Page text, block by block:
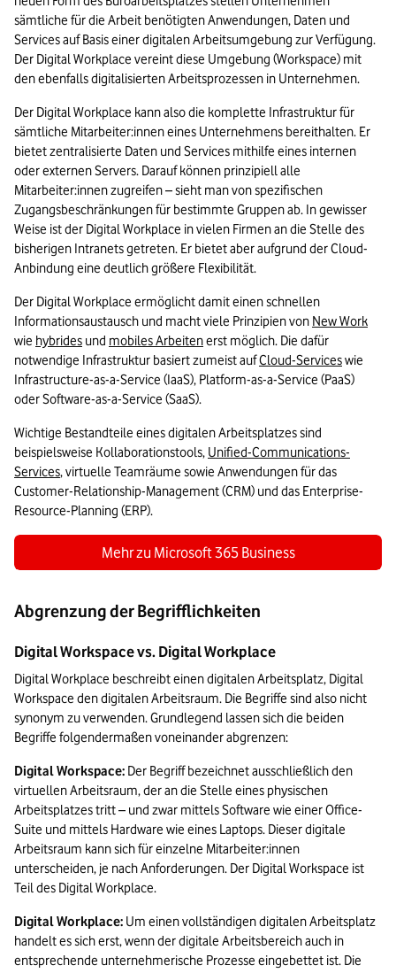
sämtliche für die Arbeit benötigten Anwendungen, Daten und
Services auf Basis einer digitalen Arbeitsumgebung zur Verfügung.
Der Digital Workplace vereint diese Umgebung (Workspace) mit
den ebenfalls digitalisierten Arbeitsprozessen in Unternehmen.
Der Digital Workplace kann also die komplette Infrastruktur für
sämtliche Mitarbeiter:innen eines Unternehmens bereithalten. Er
bietet zentralisierte Daten und Services mithilfe eines internen
oder externen Servers. Darauf können prinzipiell alle
Mitarbeiter:innen zugreifen – sieht man von spezifischen
Zugangsbeschränkungen für bestimmte Gruppen ab. In gewisser
Weise ist der Digital Workplace in vielen Firmen an die Stelle des
bisherigen Intranets getreten. Er bietet aber aufgrund der Cloud-
Anbindung eine deutlich größere Flexibilität.
Der Digital Workplace ermöglicht damit einen schnellen
Informationsaustausch und macht viele Prinzipien von New Work
wie hybrides und mobiles Arbeiten erst möglich. Die dafür
notwendige Infrastruktur basiert zumeist auf Cloud-Services wie
Infrastructure-as-a-Service (IaaS), Platform-as-a-Service (PaaS)
oder Software-as-a-Service (SaaS).
Wichtige Bestandteile eines digitalen Arbeitsplatzes sind
beispielsweise Kollaborationstools, Unified-Communications-
Services, virtuelle Teamräume sowie Anwendungen für das
Customer-Relationship-Management (CRM) und das Enterprise-
Resource-Planning (ERP).
Mehr zu Microsoft 365 Business
Abgrenzung der Begrifflichkeiten
Digital Workspace vs. Digital Workplace
Digital Workplace beschreibt einen digitalen Arbeitsplatz, Digital
Workspace den digitalen Arbeitsraum. Die Begriffe sind also nicht
synonym zu verwenden. Grundlegend lassen sich die beiden
Begriffe folgendermaßen voneinander abgrenzen:
Digital Workspace: Der Begriff bezeichnet ausschließlich den
virtuellen Arbeitsraum, der an die Stelle eines physischen
Arbeitsplatzes tritt – und zwar mittels Software wie einer Office-
Suite und mittels Hardware wie eines Laptops. Dieser digitale
Arbeitsraum kann sich für einzelne Mitarbeiter:innen
unterscheiden, je nach Anforderungen. Der Digital Workspace ist
Teil des Digital Workplace.
Digital Workplace: Um einen vollständigen digitalen Arbeitsplatz
handelt es sich erst, wenn der digitale Arbeitsbereich auch in
entsprechende unternehmerische Prozesse eingebettet ist. Die